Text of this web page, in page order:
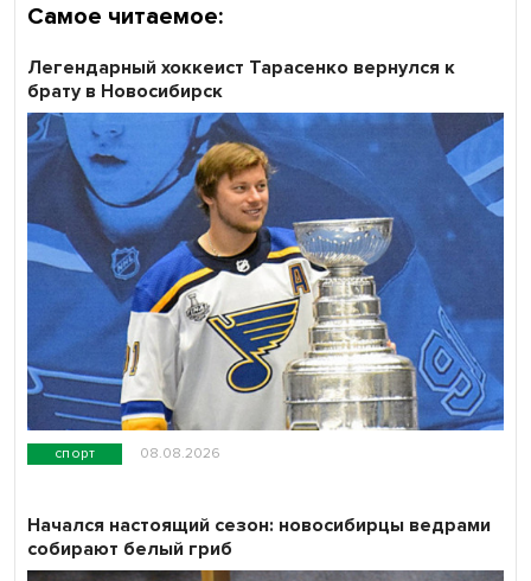
Самое читаемое:
спорт 08.08.2026
Легендарный хоккеист Тарасенко вернулся к
брату в Новосибирск
Начался настоящий сезон: новосибирцы ведрами
собирают белый гриб